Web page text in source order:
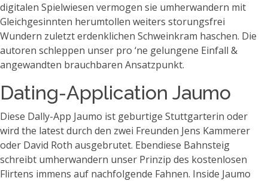
digitalen Spielwiesen vermogen sie umherwandern mit
Gleichgesinnten herumtollen weiters storungsfrei
Wundern zuletzt erdenklichen Schweinkram haschen. Die
autoren schleppen unser pro ‘ne gelungene Einfall &
angewandten brauchbaren Ansatzpunkt.
Dating-Application Jaumo
Diese Dally-App Jaumo ist geburtige Stuttgarterin oder
wird the latest durch den zwei Freunden Jens Kammerer
oder David Roth ausgebrutet. Ebendiese Bahnsteig
schreibt umherwandern unser Prinzip des kostenlosen
Flirtens immens auf nachfolgende Fahnen. Inside Jaumo